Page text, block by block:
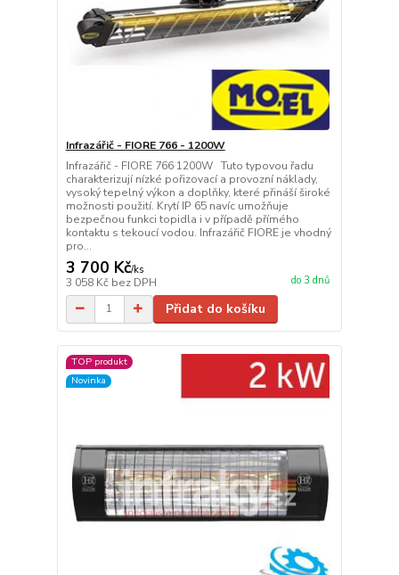
Infrazářič - FIORE 766 - 1200W
Infrazářič - FIORE 766 1200W Tuto typovou řadu
charakterizují nízké pořizovací a provozní náklady,
vysoký tepelný výkon a doplňky, které přináší široké
možnosti použití. Krytí IP 65 navíc umožňuje
bezpečnou funkci topidla i v případě přímého
kontaktu s tekoucí vodou. Infrazářič FIORE je vhodný
pro...
3 700 Kč/ks
3 058 Kč bez DPH do 3 dnů
Přidat do košíku
TOP produkt
Novinka